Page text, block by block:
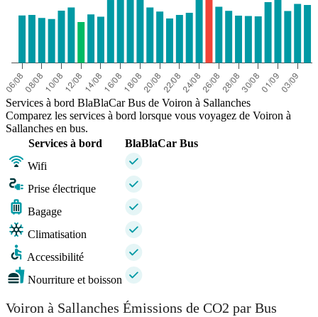
Services à bord BlaBlaCar Bus de Voiron à Sallanches
Comparez les services à bord lorsque vous voyagez de Voiron à
Sallanches en bus.
Services à bord
BlaBlaCar Bus
Wifi
Prise électrique
Bagage
Climatisation
Accessibilité
Nourriture et boisson
Voiron à Sallanches Émissions de CO2 par Bus